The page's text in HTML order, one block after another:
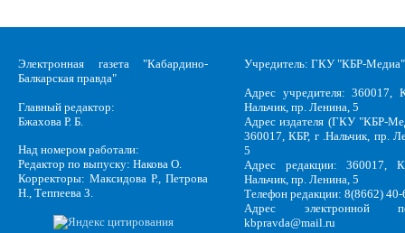
Электронная газета "Кабардино-
Балкарская правда"
Главный редактор:
Бжахова Р. Б.
Над номером работали:
Редактор по выпуску: Накова О.
Корректоры: Максидова Р., Петрова
Н., Теппеева З.
Учредитель: ГКУ "КБР-Медиа"
Адрес учредителя: 360017,
Нальчик, пр. Ленина, 5
Адрес издателя (ГКУ "КБР-
360017, КБР, г .Нальчик, пр.
5
Адрес редакции: 360017,
Нальчик, пр. Ленина, 5
Телефон редакции: 8(8662)
Адрес электронной
kbpravda@mail.ru